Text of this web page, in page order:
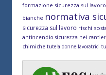
formazione sicurezza sul lavoro
bianche normativa
sicurezza sul lavoro rischi
antincendio sicurezza nei cantieri
chimiche tutela donne lavoratrici